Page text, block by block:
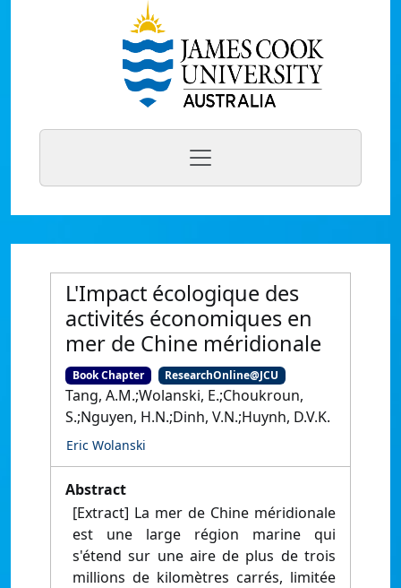
L'Impact écologique des
activités économiques en
mer de Chine méridionale
Book Chapter ResearchOnline@JCU
Tang, A.M.;Wolanski, E.;Choukroun,
S.;Nguyen, H.N.;Dinh, V.N.;Huynh, D.V.K.
Eric Wolanski
Abstract
[Extract] La mer de Chine méridionale
est une large région marine qui
s'étend sur une aire de plus de trois
millions de kilomètres carrés, limitée